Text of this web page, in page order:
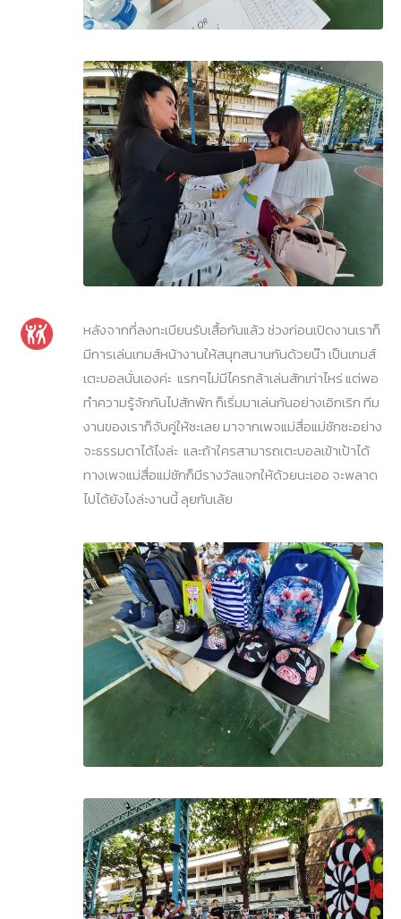
หลังจากที่ลงทะเบียนรับเสื้อกันแล้ว ช่วงก่อนเปิดงานเราก็
มีการเล่นเกมส์หน้างานให้สนุกสนานกันด้วยน๊า เป็นเกมส์
เตะบอลนั่นเองค่ะ แรกๆไม่มีไครกล้าเล่นสักเท่าไหร่ แต่พอ
ทำความรู้จักกันไปสักพัก ก็เริ่มมาเล่นกันอย่างเอิกเริก ทีม
งานของเราก็จับคู่ให้ซะเลย มาจากเพจแม่สื่อแม่ชักซะอย่าง
จะธรรมดาได้ไงล่ะ และถ้าใครสามารถเตะบอลเข้าเป้าได้
ทางเพจแม่สื่อแม่ชักก็มีรางวัลแจกให้ด้วยนะเออ จะพลาด
ไปได้ยังไงล่ะงานนี้ ลุยกันเล้ย